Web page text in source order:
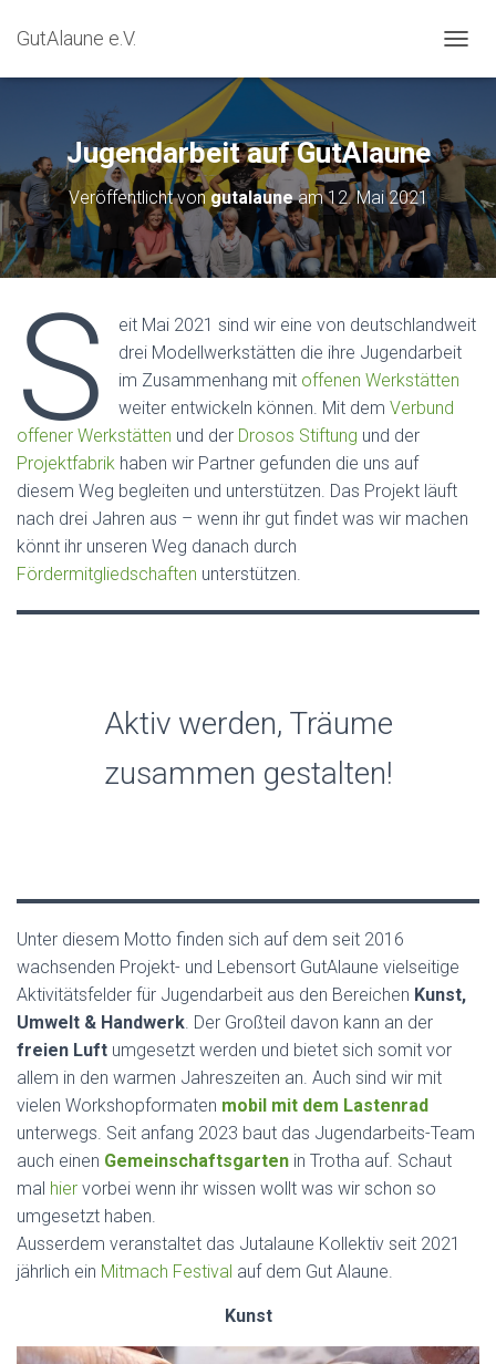
GutAlaune e.V.
Jugendarbeit auf GutAlaune
Veröffentlicht vongutalauneam12. Mai 2021
S
eit Mai 2021 sind wir eine von deutschlandweit
drei Modellwerkstätten die ihre Jugendarbeit
im Zusammenhang mit offenen Werkstätten
weiter entwickeln können. Mit demVerbund
offener Werkstätten und der Drosos Stiftung und der
Projektfabrik haben wir Partner gefunden die uns auf
diesem Weg begleiten und unterstützen. Das Projekt läuft
nach drei Jahren aus – wenn ihr gut findet was wir machen
könnt ihr unseren Weg danach durch
Fördermitgliedschaften unterstützen.
Aktiv werden, Träume
zusammen gestalten!
Unter diesem Motto finden sich auf dem seit 2016
wachsenden Projekt- und Lebensort GutAlaune vielseitige
Aktivitätsfelder für Jugendarbeit aus den Bereichen Kunst,
Umwelt & Handwerk. Der Großteil davon kann an der
freien Luft umgesetzt werden und bietet sich somit vor
allem in den warmen Jahreszeiten an. Auch sind wir mit
vielen Workshopformaten mobil mit dem Lastenrad
unterwegs. Seit anfang 2023 baut das Jugendarbeits-Team
auch einen Gemeinschaftsgarten in Trotha auf. Schaut
mal hier vorbei wenn ihr wissen wollt was wir schon so
umgesetzt haben.
Ausserdem veranstaltet das Jutalaune Kollektiv seit 2021
jährlich ein Mitmach Festival auf dem Gut Alaune.
Kunst